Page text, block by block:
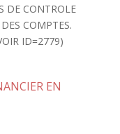
DE CONTROLE
COMPTES.
ID=2779)
EN